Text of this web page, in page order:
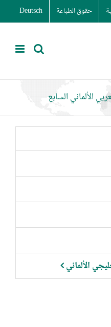
حقوق الطباعة Deutsch
الألماني السابع
الألماني